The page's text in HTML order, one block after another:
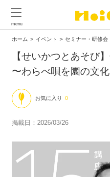
ホーム イベント セミナー・研修会
【せいかつとあそび
〜わらべ唄を園の文
お気に入り 0
掲載日：2026/03/26